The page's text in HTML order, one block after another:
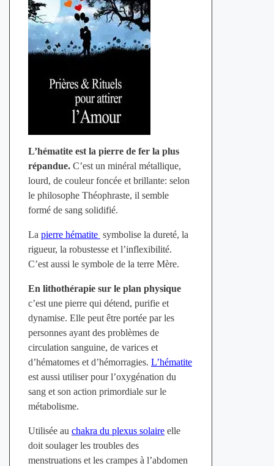
L’hématite est la pierre de fer la plus
répandue.C’est un minéral métallique,
lourd, de couleur foncée et brillante: selon
le philosophe Théophraste, il semble
formé de sang solidifié.
La pierre hématite symbolise la dureté, la
rigueur, la robustesse et l’inflexibilité.
C’est aussi le symbole de la terre Mère.
En lithothérapie sur le plan physique
c’est une pierre qui détend, purifie et
dynamise. Elle peut être portée par les
personnes ayant des problèmes de
circulation sanguine, de varices et
d’hématomes et d’hémorragies. L’hématite
est aussi utiliser pour l’oxygénation du
sang et son action primordiale sur le
métabolisme.
Utilisée au chakra du plexus solaireelle
doit soulager les troubles des
menstruations et les crampes à l’abdomen